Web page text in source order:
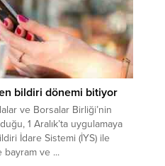
bildiri dönemi bitiyor
ve Borsalar Birliği’nin
1 Aralık’ta uygulamaya
İdare Sistemi (İYS) ile
bayram ve ...